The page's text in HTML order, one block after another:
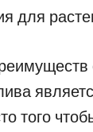
для
того